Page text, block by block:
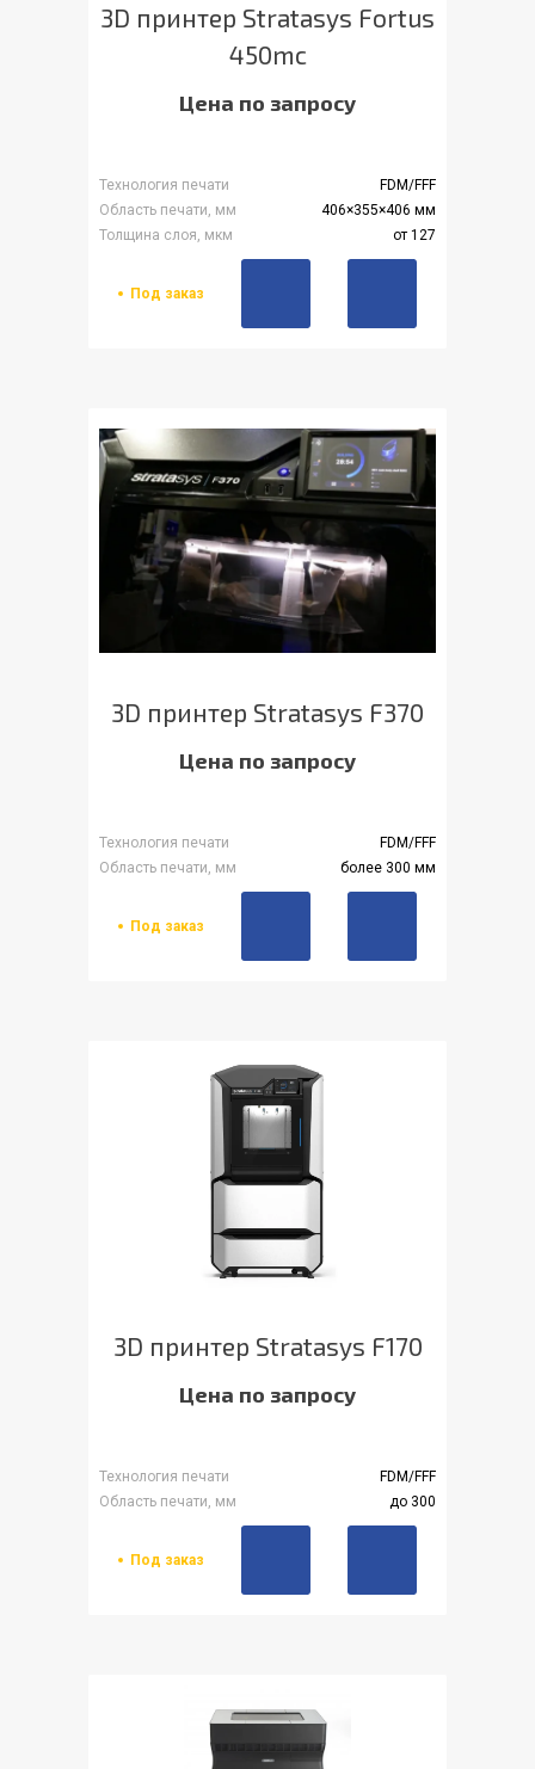
3D принтер Stratasys Fortus
450mc
Цена по запросу
Технология печати
FDM/FFF
Область печати, мм
406×355×406 мм
Толщина слоя, мкм
от 127
Под заказ
3D принтер Stratasys F370
Цена по запросу
Технология печати
FDM/FFF
Область печати, мм
более 300 мм
Под заказ
3D принтер Stratasys F170
Цена по запросу
Технология печати
FDM/FFF
Область печати, мм
до 300
Под заказ